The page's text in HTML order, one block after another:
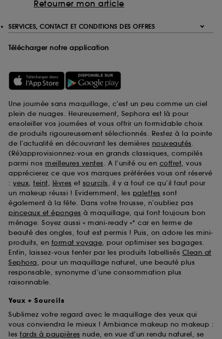
Retourner mon article
SERVICES, CONTACT ET CONDITIONS DES OFFRES
Télécharger notre application
Une journée sans maquillage, c’est un peu comme un ciel
plein de nuages. Heureusement, Sephora est là pour
ensoleiller vos journées et vous offrir un formidable choix
de produits rigoureusement sélectionnés. Restez à la pointe
de l’actualité en découvrant les dernières nouveautés.
(Ré)approvisionnez-vous en grands classiques, compilés
parmi nos meilleures ventes. A l’unité ou en coffret, vous
apprécierez ce que vos marques préférées vous ont réservé
: yeux, teint, lèvres et sourcils, il y a tout ce qu’il faut pour
un makeup réussi ! Evidemment, les palettes sont
également à la fête. Dans votre trousse, n’oubliez pas
pinceaux et éponges à maquillage, qui font toujours bon
ménage. Soyez aussi « mani-ready »* car en terme de
beauté des ongles, tout est permis ! Puis, on adore les mini-
produits, en format voyage, pour optimiser ses bagages.
Enfin, laissez-vous tenter par les produits labellisés Clean at
Sephora, pour un maquillage naturel, une beauté plus
responsable, synonyme d’une consommation plus
raisonnable.
Yeux + Sourcils
Sublimez votre regard avec le maquillage des yeux qui
vous conviendra le mieux ! Ambiance makeup no makeup :
les fards à paupières nude, en vue d’un rendu naturel, se